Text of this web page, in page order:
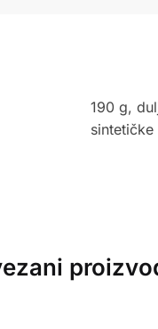
190 g,
sintetičke